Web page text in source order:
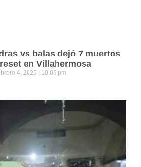
vs balas dejó 7 muertos
en Villahermosa
4, 2025 10:06 pm